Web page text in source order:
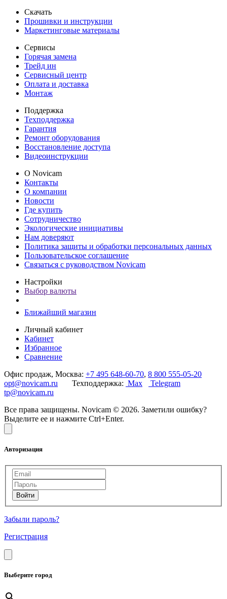
Скачать
Прошивки и инструкции
Маркетинговые материалы
Сервисы
Горячая замена
Трейд ин
Сервисный центр
Оплата и доставка
Монтаж
Поддержка
Техподдержка
Гарантия
Ремонт оборудования
Восстановление доступа
Видеоинструкции
О Novicam
Контакты
О компании
Новости
Где купить
Сотрудничество
Экологические инициативы
Нам доверяют
Политика защиты и обработки персональных данных
Пользовательское соглашение
Связаться с руководством Novicam
Настройки
Выбор валюты
Ближайший магазин
Личный кабинет
Кабинет
Избранное
Сравнение
Офис продаж, Москва: +7 495 648-60-70, 8 800 555-05-20
opt@novicam.ru Техподдержка: Max
Telegram
tp@novicam.ru
Все права защищены. Novicam © 2026. Заметили ошибку?
Выделите ее и нажмите Ctrl+Enter.
Авторизация
Забыли пароль?
Регистрация
Выберите город